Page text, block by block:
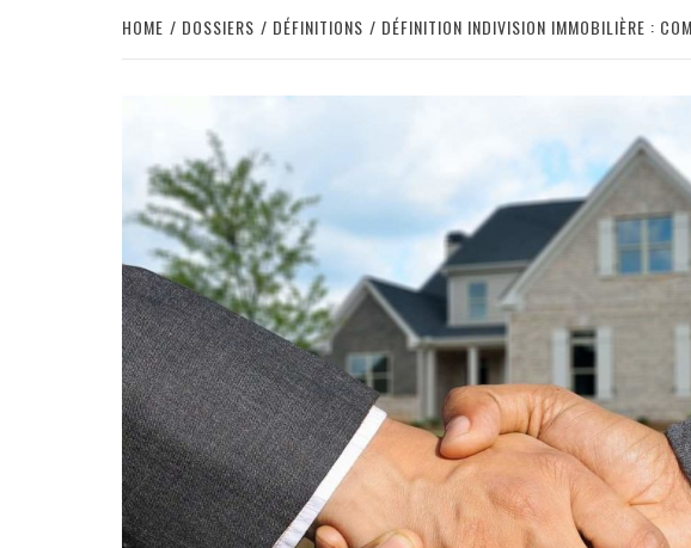
HOME DOSSIERS DÉFINITIONS DÉFINITION INDIVISION IMMOBILIÈRE :